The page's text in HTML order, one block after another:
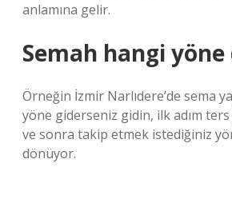
anlamına gelir.
Semah hangi
Örneğin İzmir Narlıdere’de sema
yöne giderseniz gidin, ilk adım
ve sonra takip etmek istediğiniz
dönüyor.